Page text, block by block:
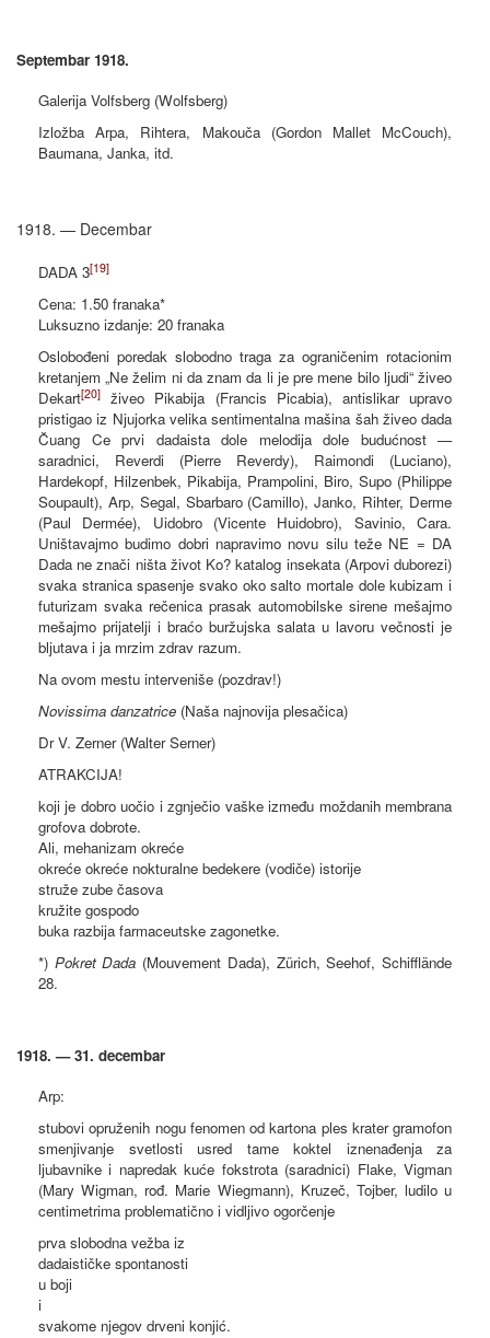
Septembar 1918.
Galerija Volfsberg (Wolfsberg)
Izložba Arpa, Rihtera, Makouča (Gordon Mallet McCouch),
Baumana, Janka, itd.
1918. — Decembar
DADA 3[19]
Cena: 1.50 franaka*
Luksuzno izdanje: 20 franaka
Oslobođeni poredak slobodno traga za ograničenim rotacionim
kretanjem „Ne želim ni da znam da li je pre mene bilo ljudi“ živeo
Dekart[20] živeo Pikabija (Francis Picabia), antislikar upravo
pristigao iz Njujorka velika sentimentalna mašina šah živeo dada
Čuang Ce prvi dadaista dole melodija dole budućnost —
saradnici, Reverdi (Pierre Reverdy), Raimondi (Luciano),
Hardekopf, Hilzenbek, Pikabija, Prampolini, Biro, Supo (Philippe
Soupault), Arp, Segal, Sbarbaro (Camillo), Janko, Rihter, Derme
(Paul Dermée), Uidobro (Vicente Huidobro), Savinio, Cara.
Uništavajmo budimo dobri napravimo novu silu teže NE = DA
Dada ne znači ništa život Ko? katalog insekata (Arpovi duborezi)
svaka stranica spasenje svako oko salto mortale dole kubizam i
futurizam svaka rečenica prasak automobilske sirene mešajmo
mešajmo prijatelji i braćo buržujska salata u lavoru večnosti je
bljutava i ja mrzim zdrav razum.
Na ovom mestu interveniše (pozdrav!)
Novissima danzatrice (Naša najnovija plesačica)
Dr V. Zerner (Walter Serner)
ATRAKCIJA!
koji je dobro uočio i zgnječio vaške između moždanih membrana
grofova dobrote.
Ali, mehanizam okreće
okreće okreće nokturalne bedekere (vodiče) istorije
struže zube časova
kružite gospodo
buka razbija farmaceutske zagonetke.
*) Pokret Dada (Mouvement Dada), Zürich, Seehof, Schifflände
28.
1918. — 31. decembar
Arp:
stubovi opruženih nogu fenomen od kartona ples krater gramofon
smenjivanje svetlosti usred tame koktel iznenađenja za
ljubavnike i napredak kuće fokstrota (saradnici) Flake, Vigman
(Mary Wigman, rođ. Marie Wiegmann), Kruzeč, Tojber, ludilo u
centimetrima problematično i vidljivo ogorčenje
prva slobodna vežba iz
dadaističke spontanosti
u boji
i
svakome njegov drveni konjić.